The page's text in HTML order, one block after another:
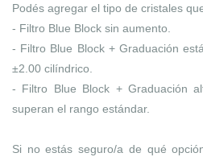
Podés agregar el tipo de cristales
- Filtro Blue Block sin aumento.
- Filtro Blue Block + Graduación
±2.00 cilíndrico.
- Filtro Blue Block + Graduación
superan el rango estándar.
Si no estás seguro/a de qué